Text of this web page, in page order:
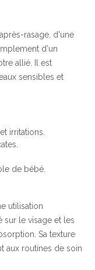
rasage, d'une
d'un
allié. Il est
sensibles et
irritations.
de bébé.
utilisation
sur le visage et les
Sa texture
aux routines de soin